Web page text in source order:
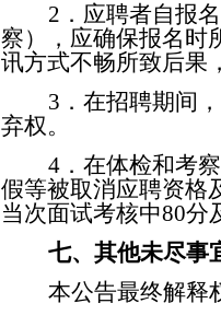
2 ．应聘者自报
察），应确保报名时
讯方式不畅所致后果
3 ．在招聘期间
弃权。
4 ．在体检和考
假等被取消应聘资格
当次面试考核中80分
七、其他未尽事
本公告最终解释